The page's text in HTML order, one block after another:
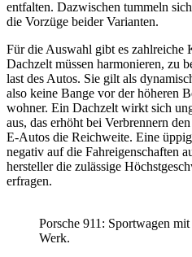
entfalten. Dazwi­schen tummeln
die Vorzüge beider Vari­anten.
Für die Auswahl gibt es zahl­reiche
Dach­zelt müssen harmo­nieren, zu
last des Autos. Sie gilt als
also keine Bange vor der höheren
wohner. Ein Dach­zelt wirkt sich
aus, das erhöht bei Verbren­nern
E‑Autos die Reich­weite. Eine
negativ auf die Fahr­ei­gen­schaften
her­steller die zuläs­sige
erfragen.
Porsche 911: Sport­wagen
Werk.